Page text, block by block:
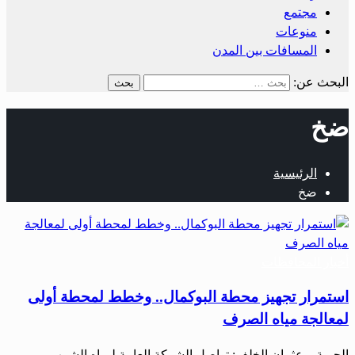
مجتمع
منوعات
المسافات بين المدن
البحث عن:
ضخ
الرئيسية
ضخ
استمرار تجهيز محطة البوكمال.. وخطط لمحطة أولى
لمعالجة مياه الصرف